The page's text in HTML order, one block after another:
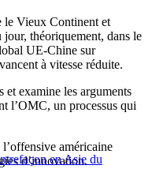
le Vieux Continent et
théoriquement, dans le
UE-Chine sur
à vitesse réduite.
et examine les arguments
l’OMC, un processus qui
en Asie du
américaine
d’innovation.